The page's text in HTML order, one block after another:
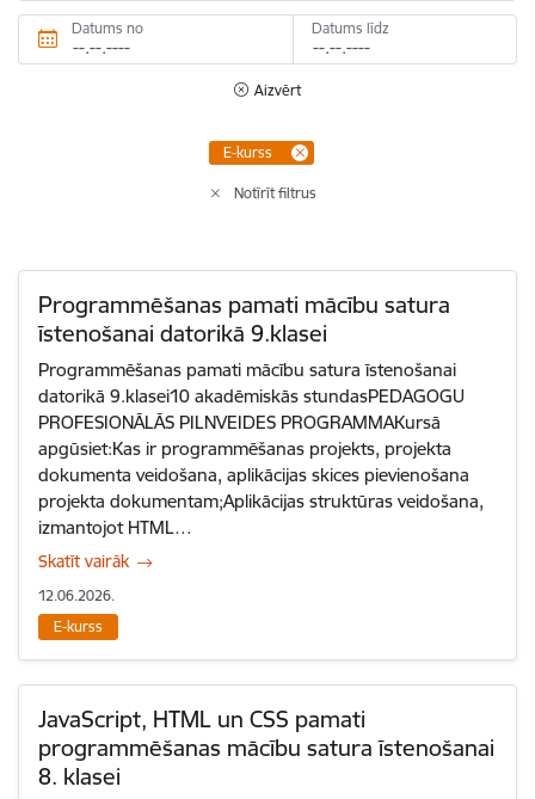
Datums no Datums līdz
Aizvērt
E-kurss
Notīrīt filtrus
Programmēšanas pamati mācību satura
īstenošanai datorikā 9.klasei
Programmēšanas pamati mācību satura īstenošanai
datorikā 9.klasei10 akadēmiskās stundasPEDAGOGU
PROFESIONĀLĀS PILNVEIDES PROGRAMMAKursā
apgūsiet:Kas ir programmēšanas projekts, projekta
dokumenta veidošana, aplikācijas skices pievienošana
projekta dokumentam;Aplikācijas struktūras veidošana,
izmantojot HTML…
Skatīt vairāk
12.06.2026.
E-kurss
JavaScript, HTML un CSS pamati
programmēšanas mācību satura īstenošanai
8. klasei